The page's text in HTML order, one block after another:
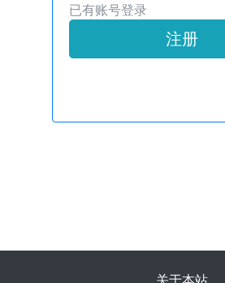
已有账号登录
注册
关于本站